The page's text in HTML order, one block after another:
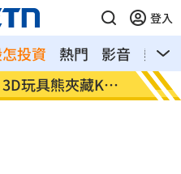
登入
投資 熱門 影音
熱搜
玩具熊夾藏K他
環法
阻